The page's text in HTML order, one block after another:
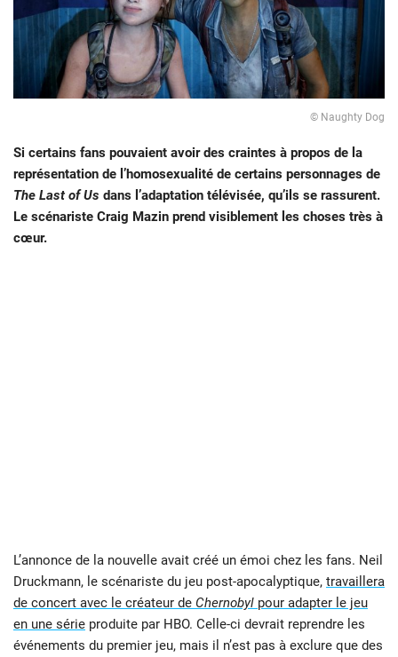
© Naughty Dog
Si certains fans pouvaient avoir des craintes à propos de la
représentation de l’homosexualité de certains personnages de
The Last of Us dans l’adaptation télévisée, qu’ils se rassurent.
Le scénariste Craig Mazin prend visiblement les choses très à
cœur.
L’annonce de la nouvelle avait créé un émoi chez les fans. Neil
Druckmann, le scénariste du jeu post-apocalyptique, travaillera
de concert avec le créateur de Chernobyl pour adapter le jeu
en une série produite par HBO. Celle-ci devrait reprendre les
événements du premier jeu, mais il n’est pas à exclure que des